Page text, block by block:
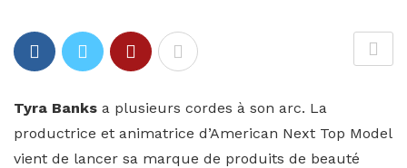
Tyra Banks a plusieurs cordes à son arc. La
productrice et animatrice d’American Next Top Model
vient de lancer sa marque de produits de beauté